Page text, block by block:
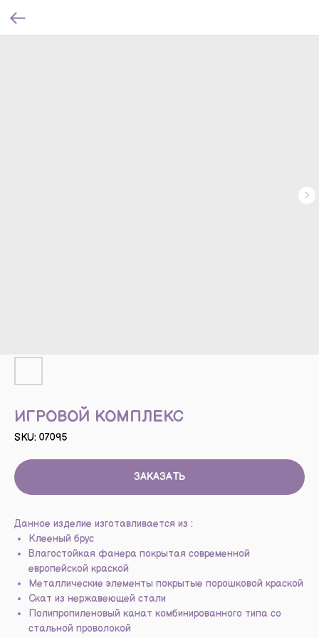
ИГРОВОЙ КОМПЛЕКС
SKU: 07095
ЗАКАЗАТЬ
Данное изделие изготавливается из :
Клееный брус
Влагостойкая фанера покрытая современной
европейской краской
Металлические элементы покрытые порошковой краской
Скат из нержавеющей стали
Полипропиленовый канат комбинированного типа со
стальной проволокой